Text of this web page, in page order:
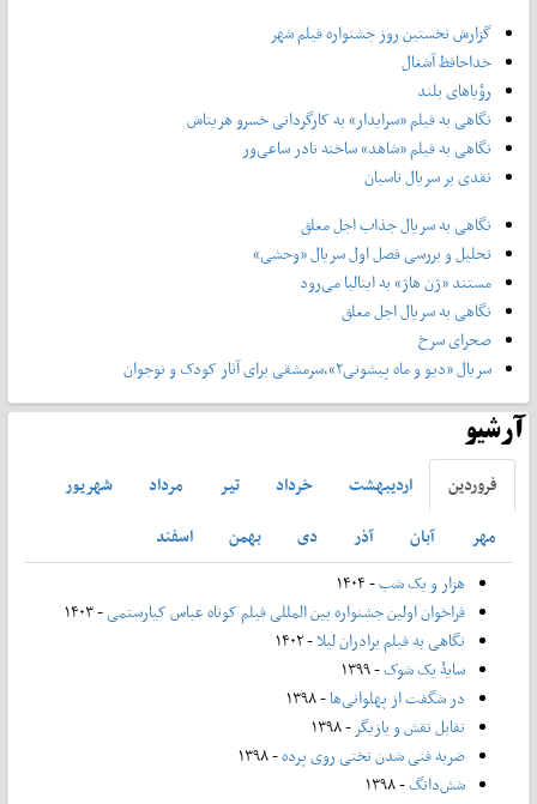
گزارش نخستین روز جشنواره فیلم شهر
خداحافظ آشغال
رؤیاهای بلند
نگاهی به فیلم «سرایدار» به کارگردانی خسرو هریتاش
نگاهی به فیلم «شاهد» ساخته نادر ساعی‌ور
نقدی بر سریال تاسیان
نگاهی به سریال جذاب اجل معلق
تحلیل و بررسی فصل اول سریال «وحشی»
مستند «ژن هاژ» به ایتالیا می‌رود
نگاهی به سریال اجل معلق
صحرای سرخ
سریال «دیو و ماه پیشونی۲»،سرمشقی برای آثار کودک و نوجوان
آرشیو
فروردين ارديبهشت خرداد تير مرداد
شهريور
مهر
آبان آذر دی بهمن
اسفند
هزار و یک شب- ۱۴۰۴
فراخوان اولین جشنواره بین المللی فیلم کوتاه عباس کیارستمی- ۱۴۰۳
نگاهی به فیلم برادران لیلا- ۱۴۰۲
سایۀ یک شوک- ۱۳۹۹
در شگفت از پهلوانی‌ها- ۱۳۹۸
تقابل نقش و بازیگر- ۱۳۹۸
ضربه فنی شدن تختی روی پرده- ۱۳۹۸
شش‌دانگ- ۱۳۹۸